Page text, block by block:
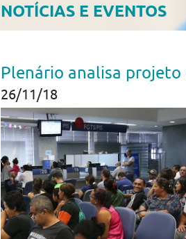
NOTÍCIAS E EVENTOS
Plenário analisa projeto
26/11/18